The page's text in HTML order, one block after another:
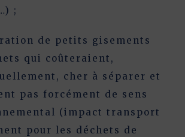
;
de petits gisements
qui coûteraient,
cher à séparer et
pas forcément de sens
(impact transport
pour les déchets de